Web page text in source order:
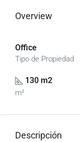
Overview
Office
Tipo de Propiedad
130 m2
m²
Descripción